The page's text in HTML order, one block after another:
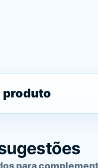
produto
para